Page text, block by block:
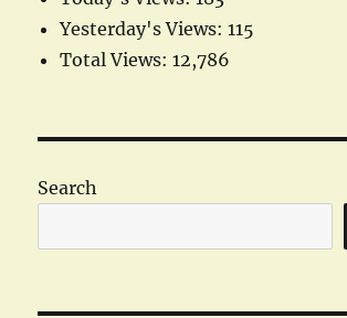
Yesterday's Views:115
Total Views:12,786
Search